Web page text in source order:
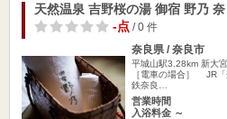
天然温泉 吉野桜の湯 御宿 野乃 奈
-点/ 0 件
奈良県 / 奈良市
平城山駅3.28km 新大
［電車の場合］ JR
鉄奈良…
営業時間
入浴料金 ～